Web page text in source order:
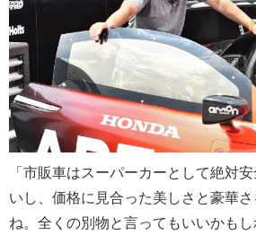
「市販車はスーパーカーとして絶対
いし、価格に見合った美しさと豪華
ね。全くの別物と言ってもいいかも